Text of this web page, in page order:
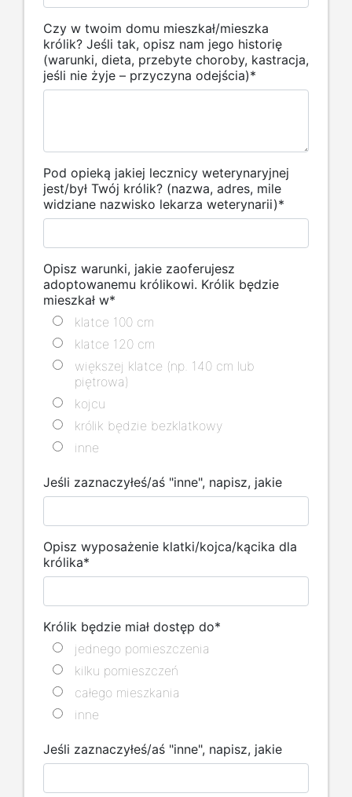
Czy w twoim domu mieszkał/mieszka
królik? Jeśli tak, opisz nam jego historię
(warunki, dieta, przebyte choroby, kastracja,
jeśli nie żyje – przyczyna odejścia)*
Pod opieką jakiej lecznicy weterynaryjnej
jest/był Twój królik? (nazwa, adres, mile
widziane nazwisko lekarza weterynarii)*
Opisz warunki, jakie zaoferujesz
adoptowanemu królikowi. Królik będzie
mieszkał w*
klatce 100 cm
klatce 120 cm
większej klatce (np. 140 cm lub
piętrowa)
kojcu
królik będzie bezklatkowy
inne
Jeśli zaznaczyłeś/aś "inne", napisz, jakie
Opisz wyposażenie klatki/kojca/kącika dla
królika*
Królik będzie miał dostęp do*
jednego pomieszczenia
kilku pomieszczeń
całego mieszkania
inne
Jeśli zaznaczyłeś/aś "inne", napisz, jakie